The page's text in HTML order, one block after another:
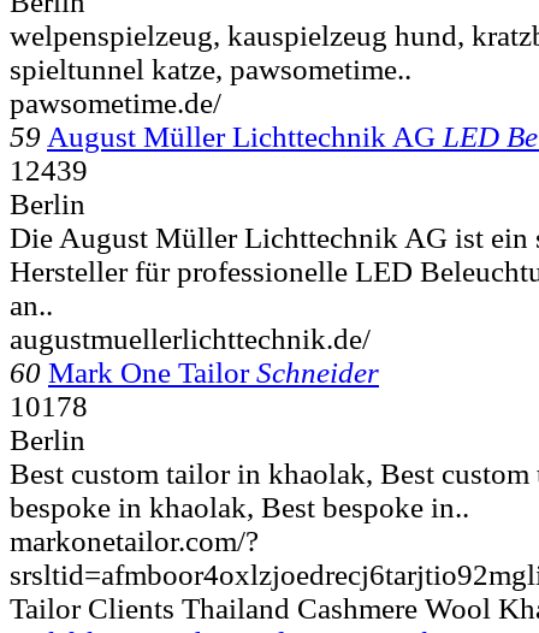
welpenspielzeug, kauspielzeug hund,
spieltunnel katze, pawsometime..
pawsometime.de/
59 August Müller Lichttechnik AG LED
12439
Berlin
Die August Müller Lichttechnik AG ist ein
Hersteller für professionelle LED
an..
augustmuellerlichttechnik.de/
60 Mark One Tailor Schneider
10178
Berlin
Best custom tailor in khaolak, Best
bespoke in khaolak, Best bespoke in..
markonetailor.com/?
Tailor Clients Thailand Cashmere Wool